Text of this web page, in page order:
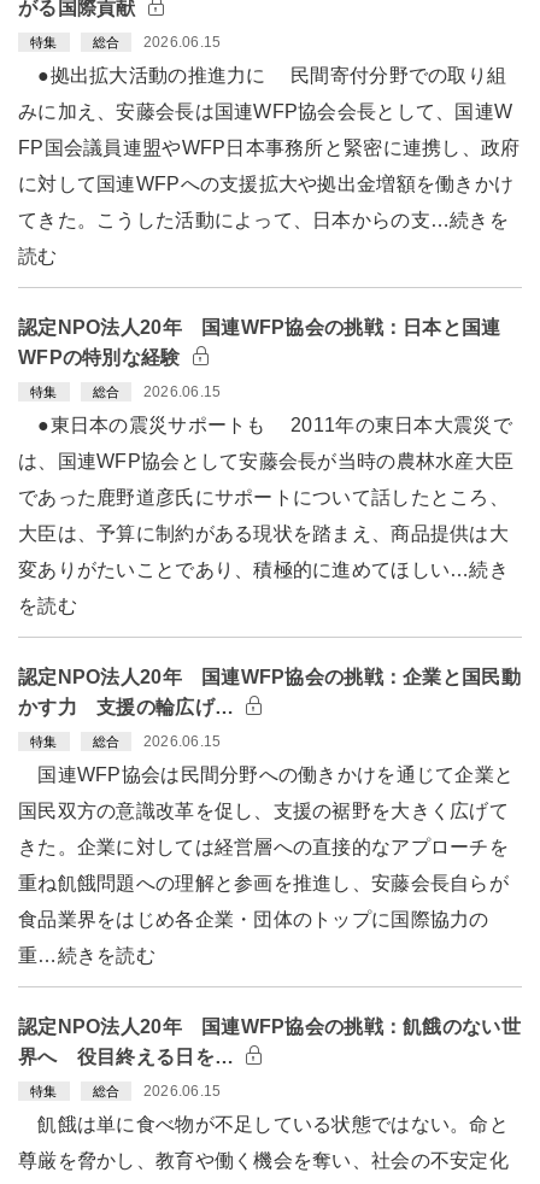
がる国際貢献
特集 総合 2026.06.15
●拠出拡大活動の推進力に 民間寄付分野での取り組
みに加え、安藤会長は国連WFP協会会長として、国連W
FP国会議員連盟やWFP日本事務所と緊密に連携し、政府
に対して国連WFPへの支援拡大や拠出金増額を働きかけ
てきた。こうした活動によって、日本からの支…続きを
読む
認定NPO法人20年 国連WFP協会の挑戦：日本と国連
WFPの特別な経験
特集 総合 2026.06.15
●東日本の震災サポートも 2011年の東日本大震災で
は、国連WFP協会として安藤会長が当時の農林水産大臣
であった鹿野道彦氏にサポートについて話したところ、
大臣は、予算に制約がある現状を踏まえ、商品提供は大
変ありがたいことであり、積極的に進めてほしい…続き
を読む
認定NPO法人20年 国連WFP協会の挑戦：企業と国民動
かす力 支援の輪広げ…
特集 総合 2026.06.15
国連WFP協会は民間分野への働きかけを通じて企業と
国民双方の意識改革を促し、支援の裾野を大きく広げて
きた。企業に対しては経営層への直接的なアプローチを
重ね飢餓問題への理解と参画を推進し、安藤会長自らが
食品業界をはじめ各企業・団体のトップに国際協力の
重…続きを読む
認定NPO法人20年 国連WFP協会の挑戦：飢餓のない世
界へ 役目終える日を…
特集 総合 2026.06.15
飢餓は単に食べ物が不足している状態ではない。命と
尊厳を脅かし、教育や働く機会を奪い、社会の不安定化